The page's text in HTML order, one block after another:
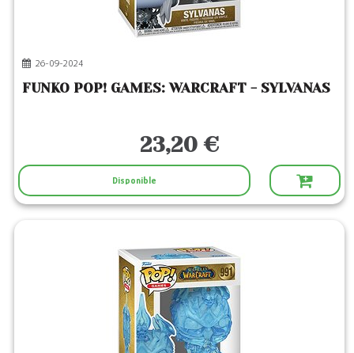
26-09-2024
FUNKO POP! GAMES: WARCRAFT - SYLVANAS
23,20 €
Disponible